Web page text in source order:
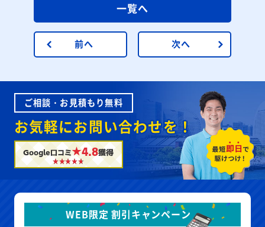
前へ
一覧へ
次へ
ご相談・お見積もり無料
お気軽にお問い合わせを！
Google口コミ★4.8獲得
WEB限定 割引キャンペーン